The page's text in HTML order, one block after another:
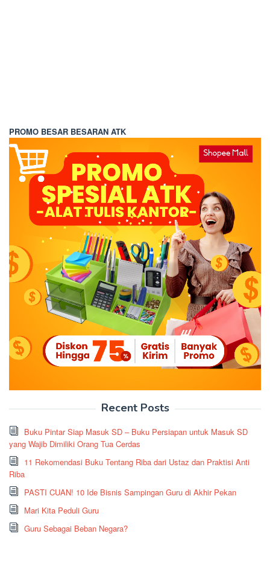
PROMO BESAR BESARAN ATK
Recent Posts
Buku Pintar Siap Masuk SD – Buku Persiapan untuk Masuk SD
yang Wajib Dimiliki Orang Tua Cerdas
11 Rekomendasi Buku Tentang Riba dari Ustaz dan Praktisi Anti
Riba
PASTI CUAN! 10 Ide Bisnis Sampingan Guru di Akhir Pekan
Mari Kita Peduli Guru
Guru Sebagai Beban Negara?